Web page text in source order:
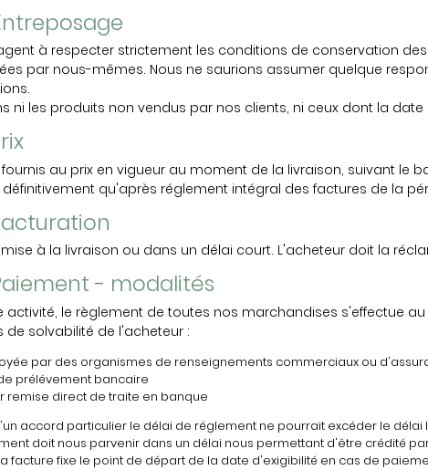
à respecter strictement les conditions de conservation
par nous-mêmes. Nous ne saurions assumer quelque
ni les produits non vendus par nos clients, ni ceux dont la
au prix en vigueur au moment de la livraison, suivant le
qu'après réglement intégral des factures de la
à la livraison ou dans un délai court. L'acheteur doit la
- modalités
activité, le règlement de toutes nos marchandises s'effectue
de solvabilité de l'acheteur :
par des organismes de renseignements commerciaux ou
prélévement bancaire
remise direct de traite en banque
accord particulier le délai de réglement ne pourrait excéder le
doit nous parvenir dans un délai nous permettant d'être crédité
facture fixe le point de départ de la date d'exigibilité en cas de